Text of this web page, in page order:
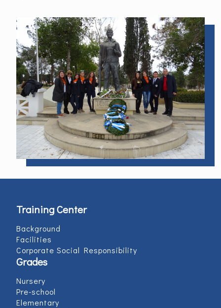
Educational Visits
Training Center
Background
Facilities
Corporate Social Responsibility
Grades
Nursery
Pre-school
Elementary